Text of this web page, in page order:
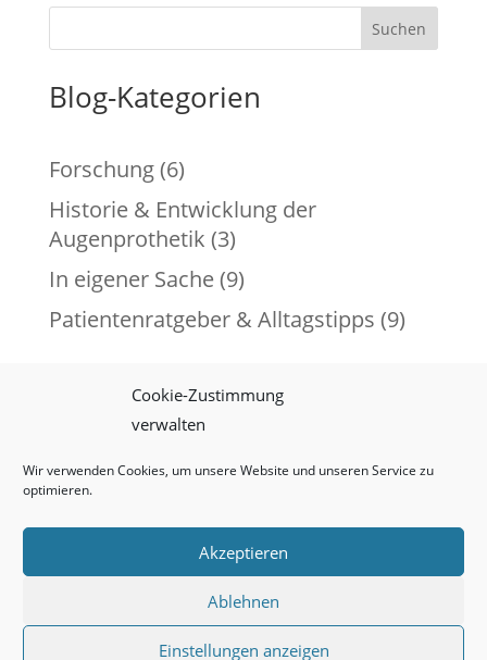
Cookie-Zustimmung
verwalten
Wir verwenden Cookies, um unsere Website und unseren Service zu
optimieren.
Akzeptieren
Ablehnen
Einstellungen anzeigen
Suchen
Blog-Kategorien
Forschung(6)
Historie & Entwicklung der
Augenprothetik (3)
In eigener Sache(9)
Patientenratgeber & Alltagstipps (9)
Impressum
W. Trester – Institut für Augenprothetik GmbH